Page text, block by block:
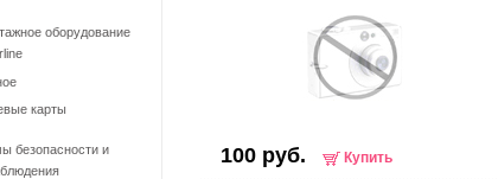
100 руб. Купить
оборудование
карты
безопасности и